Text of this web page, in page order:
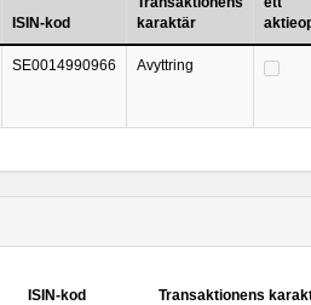
ISIN-kod
karaktär
SE0014990966 Avyttring
ISIN-kod Transaktionens